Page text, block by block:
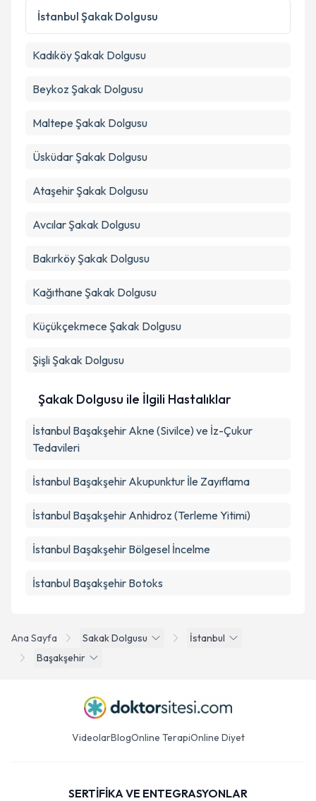
Kişisel verilerimin işlenmesine ilişkin
Metni'ni okudum ve kişisel verilerimin belirtilen
Takvim Talebini Gönder
Ana Sayfa Sakak Dolgusu
İstanbul
Başakşehir
İstanbul Şakak Dolgusu
KadıköyŞakak Dolgusu
Beykoz Şakak Dolgusu
Maltepe Şakak Dolgusu
ÜsküdarŞakak Dolgusu
AtaşehirŞakak Dolgusu
AvcılarŞakak Dolgusu
BakırköyŞakak Dolgusu
Kağıthane Şakak Dolgusu
Küçükçekmece Şakak Dolgusu
ŞişliŞakak Dolgusu
Şakak Dolgusu ile İlgili Hastalıklar
İstanbul Başakşehir Akne (Sivilce) ve İz-Çukur
Tedavileri
İstanbul Başakşehir Akupunktur İle Zayıflama
İstanbul Başakşehir Anhidroz (Terleme Yitimi)
İstanbul Başakşehir Bölgesel İncelme
İstanbul Başakşehir Botoks
VideolarBlogOnline TerapiOnline Diyet
SERTİFİKA VE ENTEGRASYONLAR